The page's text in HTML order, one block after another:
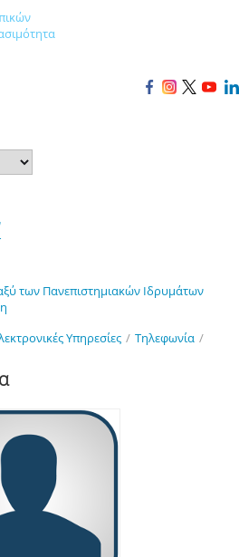
των Πανεπιστημιακών Ιδρυμάτων
Υπηρεσίες / Τηλεφωνία /